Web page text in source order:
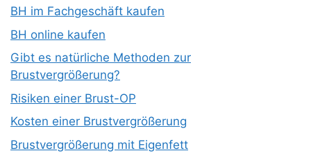
BH im Fachgeschäft kaufen
BH online kaufen
Gibt es natürliche Methoden zur
Brustvergrößerung?
Risiken einer Brust-OP
Kosten einer Brustvergrößerung
Brustvergrößerung mit Eigenfett